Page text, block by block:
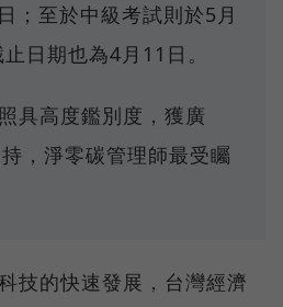
；至於中級考試則於5月
日期也為4月11日。
具高度鑑別度，獲廣
，淨零碳管理師最受矚
技的快速發展，台灣經濟